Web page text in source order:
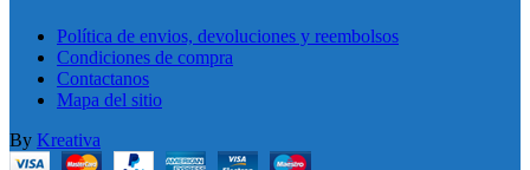
Política de envios, devoluciones y reembolsos
Condiciones de compra
Contactanos
Mapa del sitio
By Kreativa